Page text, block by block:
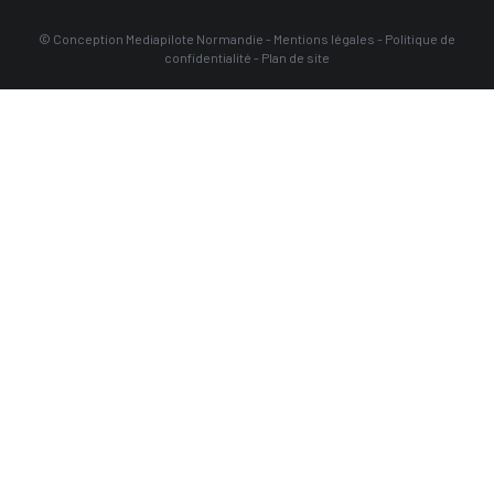
© Conception Mediapilote Normandie - Mentions légales - Politique de
confidentialité - Plan de site